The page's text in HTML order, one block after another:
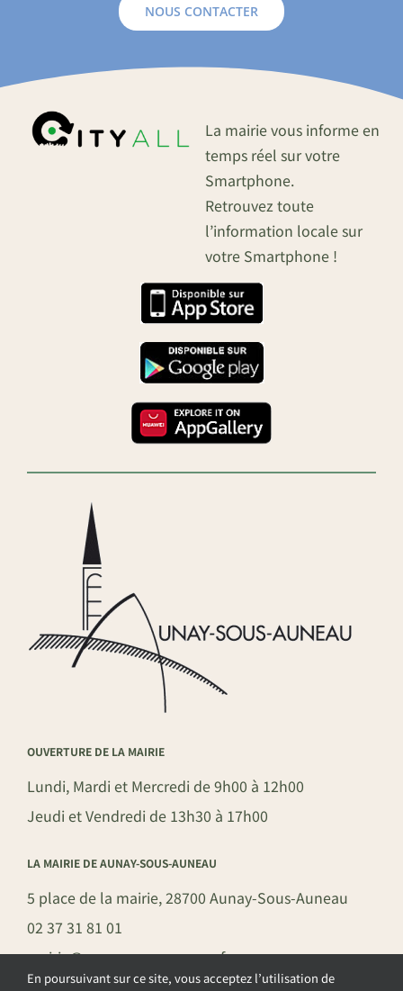
NOUS CONTACTER
La mairie vous informe en
temps réel sur votre
Smartphone.
Retrouvez toute
l’information locale sur
votre Smartphone !
OUVERTURE DE LA MAIRIE
Lundi, Mardi et Mercredi de 9h00 à 12h00
Jeudi et Vendredi de 13h30 à 17h00
LA MAIRIE DE AUNAY-SOUS-AUNEAU
5 place de la mairie, 28700 Aunay-Sous-Auneau
02 37 31 81 01
mairie@aunay-sous-auneau.fr
En poursuivant sur ce site, vous acceptez l’utilisation de